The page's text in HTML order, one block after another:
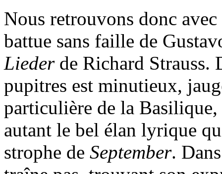
Nous retrouvons donc
battue sans faille de
Lieder de Richard Strauss.
pupitres est minutieux,
particulière de la
autant le bel élan lyrique
strophe de September.